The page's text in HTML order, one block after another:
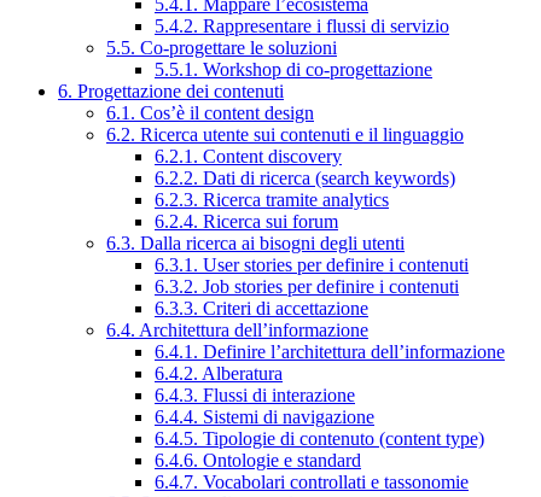
5.4.2. Rappresentare i flussi di servizio
5.5. Co-progettare le soluzioni
5.5.1. Workshop di co-progettazione
6. Progettazione dei contenuti
6.1. Cos’è il content design
6.2. Ricerca utente sui contenuti e il linguaggio
6.2.1. Content discovery
6.2.2. Dati di ricerca (search keywords)
6.2.3. Ricerca tramite analytics
6.2.4. Ricerca sui forum
6.3. Dalla ricerca ai bisogni degli utenti
6.3.1. User stories per definire i contenuti
6.3.2. Job stories per definire i contenuti
6.3.3. Criteri di accettazione
6.4. Architettura dell’informazione
6.4.1. Definire l’architettura dell’informazione
6.4.2. Alberatura
6.4.3. Flussi di interazione
6.4.4. Sistemi di navigazione
6.4.5. Tipologie di contenuto (content type)
6.4.6. Ontologie e standard
6.4.7. Vocabolari controllati e tassonomie